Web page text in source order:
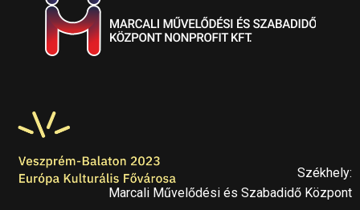
Székhely:
Marcali Művelődési és Szabadidő Központ